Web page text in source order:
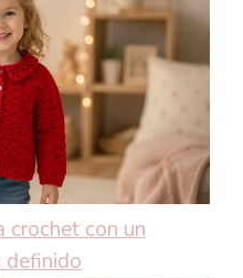
crochet con un
definido